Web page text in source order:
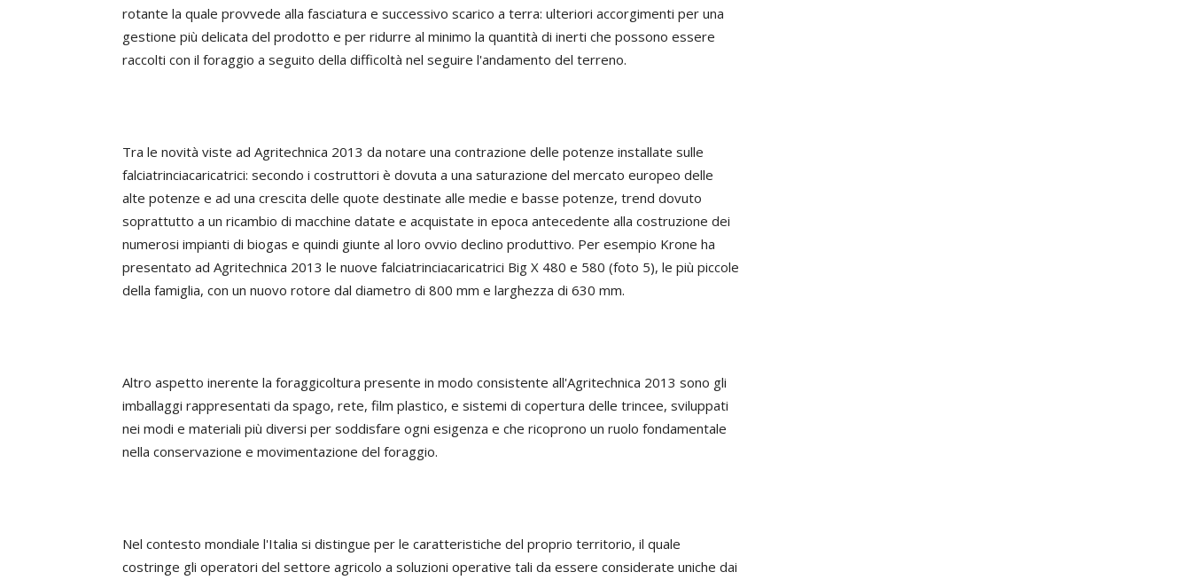
rotante la quale provvede alla fasciatura e successivo scarico a terra: ulteriori accorgimenti per una
gestione più delicata del prodotto e per ridurre al minimo la quantità di inerti che possono essere
raccolti con il foraggio a seguito della difficoltà nel seguire l'andamento del terreno.
Tra le novità viste ad Agritechnica 2013 da notare una contrazione delle potenze installate sulle
falciatrinciacaricatrici: secondo i costruttori è dovuta a una saturazione del mercato europeo delle
alte potenze e ad una crescita delle quote destinate alle medie e basse potenze, trend dovuto
soprattutto a un ricambio di macchine datate e acquistate in epoca antecedente alla costruzione dei
numerosi impianti di biogas e quindi giunte al loro ovvio declino produttivo. Per esempio Krone ha
presentato ad Agritechnica 2013 le nuove falciatrinciacaricatrici Big X 480 e 580 (foto 5), le più piccole
della famiglia, con un nuovo rotore dal diametro di 800 mm e larghezza di 630 mm.
Altro aspetto inerente la foraggicoltura presente in modo consistente all'Agritechnica 2013 sono gli
imballaggi rappresentati da spago, rete, film plastico, e sistemi di copertura delle trincee, sviluppati
nei modi e materiali più diversi per soddisfare ogni esigenza e che ricoprono un ruolo fondamentale
nella conservazione e movimentazione del foraggio.
Nel contesto mondiale l'Italia si distingue per le caratteristiche del proprio territorio, il quale
costringe gli operatori del settore agricolo a soluzioni operative tali da essere considerate uniche dai